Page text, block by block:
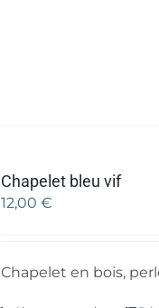
Chapelet bleu vif
12,00 €
Chapelet en bois,